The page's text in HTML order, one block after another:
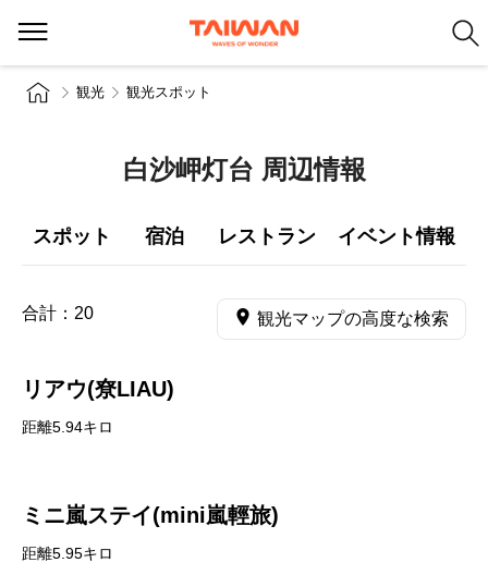
観光 観光スポット
白沙岬灯台 周辺情報
スポット 宿泊 レストラン イベント情報
合計： 20 観光マップの高度な検索
リアウ(尞LIAU)
距離5.94キロ
ミニ嵐ステイ(mini嵐輕旅)
距離5.95キロ